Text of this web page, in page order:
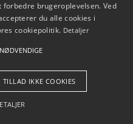
Pilanto Aps
brugeroplevelsen. Ved
du alle cookies i
cookiepolitik. Detaljer
TILLAD IKKE COOKIES